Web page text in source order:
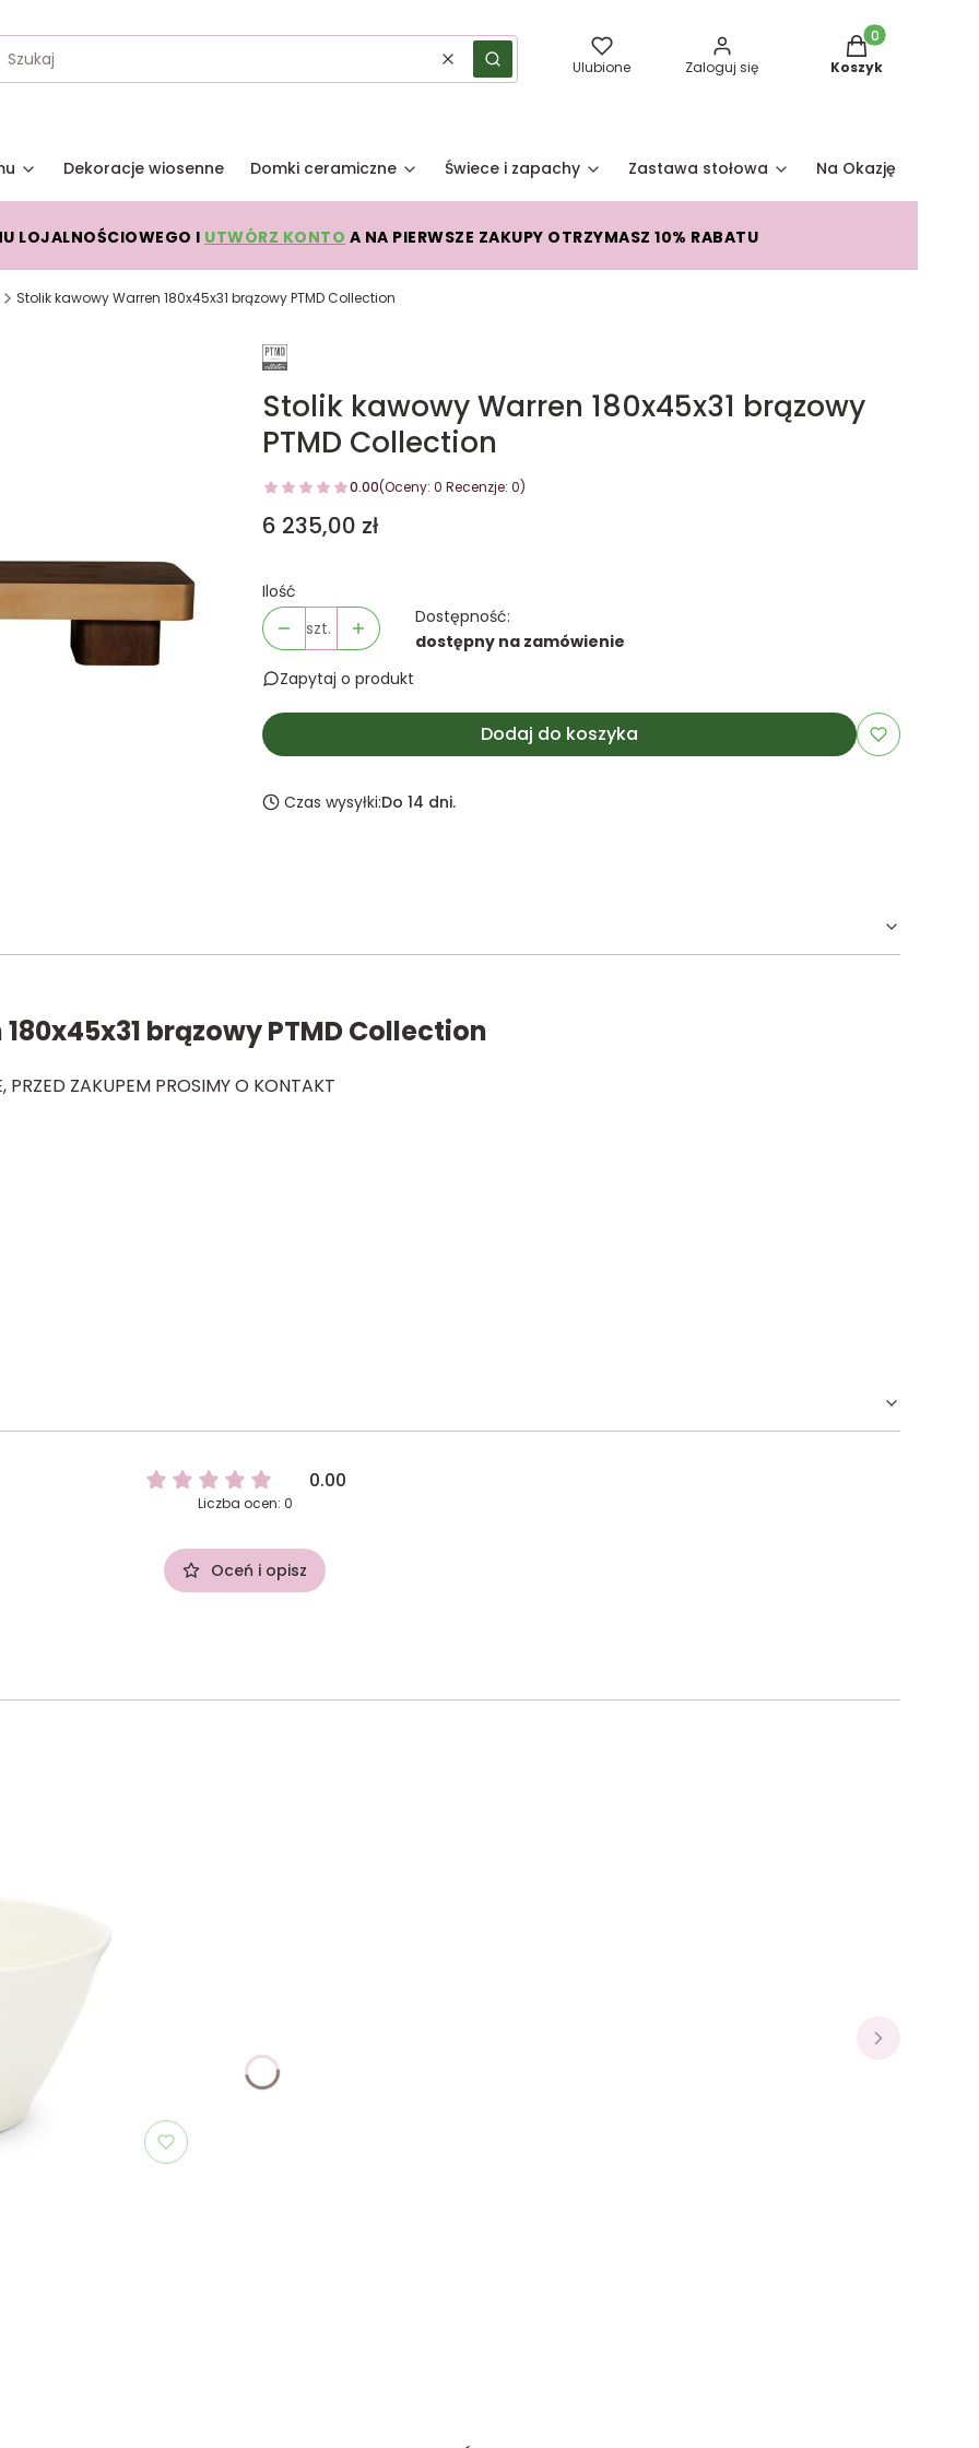
WyczyśćSzukaj Ulubione Zaloguj się
Produkty w
Koszyk
Dekoracje wiosenne Domki ceramiczne Świece i zapachy Zastawa stołowa Na Okazję
LOJALNOŚCIOWEGO I UTWÓRZ KONTO A NA PIERWSZE ZAKUPY OTRZYMASZ 10% RABATU
Stolik kawowy Warren 180x45x31 brązowy PTMD Collection
Stolik kawowy Warren 180x45x31 brązowy
PTMD Collection
0.00(Oceny: 0 Recenzje: 0)
Cena
6 235,00 zł
Ilość
szt.
Dostępność:
dostępny na zamówienie
Zapytaj o produkt
Dodaj do koszyka
Czas wysyłki:Do 14 dni.
brązowy PTMD Collection
ZAKUPEM PROSIMY O KONTAKT
0.00
Liczba ocen: 0
Oceń i opisz